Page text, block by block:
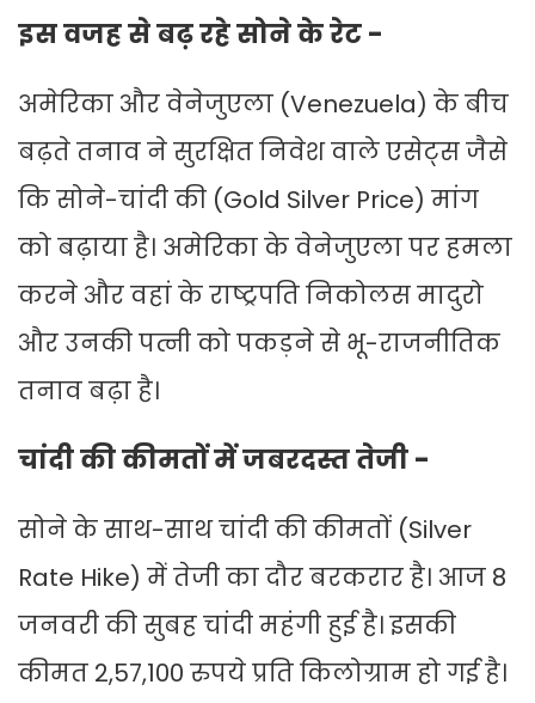
इस वजह से बढ़ रहे सोने के रेट -
अमेरिका और वेनेजुएला (Venezuela) के बीच
बढ़ते तनाव ने सुरक्षित निवेश वाले एसेट्स जैसे
कि सोने-चांदी की (Gold Silver Price) मांग
को बढ़ाया है। अमेरिका के वेनेजुएला पर हमला
करने और वहां के राष्ट्रपति निकोलस मादुरो
और उनकी पत्नी को पकड़ने से भू-राजनीतिक
तनाव बढ़ा है।
चांदी की कीमतों में जबरदस्त तेजी -
सोने के साथ-साथ चांदी की कीमतों (Silver
Rate Hike) में तेजी का दौर बरकरार है। आज 8
जनवरी की सुबह चांदी महंगी हुई है। इसकी
कीमत 2,57,100 रुपये प्रति किलोग्राम हो गई है।